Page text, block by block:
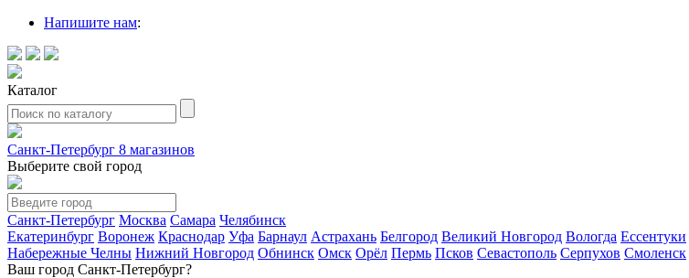
Напишите нам:
Каталог
Санкт-Петербург 8 магазинов
Выберите свой город
Санкт-Петербург Москва Самара Челябинск
Екатеринбург Воронеж Краснодар Уфа Барнаул Астрахань Белгород Великий Новгород Вологда Ессентуки
Набережные Челны Нижний Новгород Обнинск Омск Орёл Пермь Псков Севастополь Серпухов Смоленск
Ваш город Санкт-Петербург?